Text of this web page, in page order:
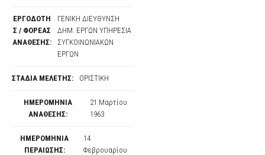
ΕΡΓΟΔΟΤΗ
Σ / ΦΟΡΕΑΣ
ΑΝΑΘΕΣΗΣ:
ΓΕΝΙΚΗ ΔΙΕΥΘΥΝΣΗ
ΔΗΜ. ΕΡΓΩΝ ΥΠΗΡΕΣΙΑ
ΣΥΓΚΟΙΝΩΝΙΑΚΩΝ
ΕΡΓΩΝ
ΣΤΑΔΙΑ ΜΕΛΕΤΗΣ: ΟΡΙΣΤΙΚΗ
ΗΜΕΡΟΜΗΝΙΑ
ΑΝΑΘΕΣΗΣ:
21 Μαρτίου
1963
ΗΜΕΡΟΜΗΝΙΑ
ΠΕΡΑΙΩΣΗΣ:
14
Φεβρουαρίου